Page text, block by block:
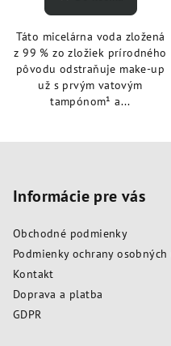
Táto micelárna voda zložená
z 99 % zo zložiek prírodného
pôvodu odstraňuje make-up
už s prvým vatovým
tampónom¹ a...
Informácie pre vás
Obchodné podmienky
Podmienky ochrany
Kontakt
Doprava a platba
GDPR